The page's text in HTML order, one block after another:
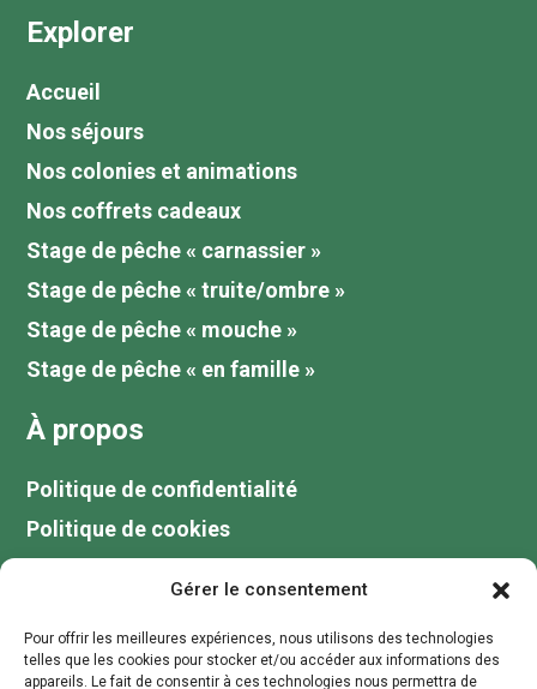
Gérer le consentement
Pour offrir les meilleures expériences, nous utilisons des technologies
telles que les cookies pour stocker et/ou accéder aux informations des
appareils. Le fait de consentir à ces technologies nous permettra de
Explorer
Accueil
Nos séjours
Nos colonies et animations
Nos coffrets cadeaux
Stage de pêche « carnassier »
Stage de pêche « truite/ombre »
Stage de pêche « mouche »
Stage de pêche « en famille »
À propos
Politique de confidentialité
Politique de cookies
Blog